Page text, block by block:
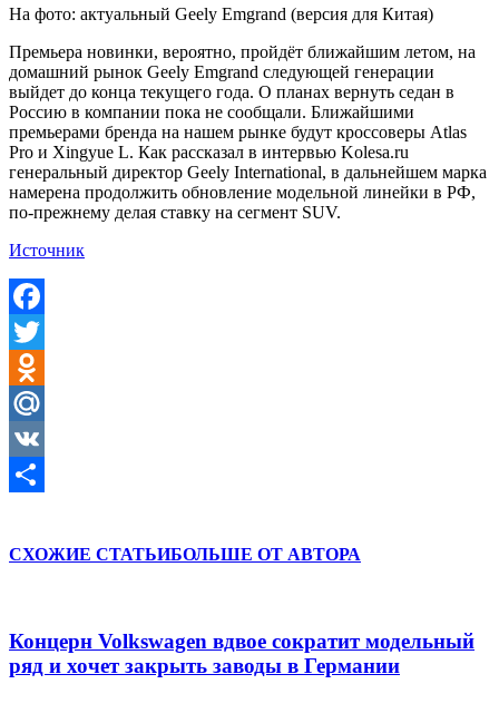
На фото: актуальный Geely Emgrand (версия для Китая)
Премьера новинки, вероятно, пройдёт ближайшим летом, на
домашний рынок Geely Emgrand следующей генерации
выйдет до конца текущего года. О планах вернуть седан в
Россию в компании пока не сообщали. Ближайшими
премьерами бренда на нашем рынке будут кроссоверы Atlas
Pro и Xingyue L. Как рассказал в интервью Kolesa.ru
генеральный директор Geely International, в дальнейшем марка
намерена продолжить обновление модельной линейки в РФ,
по-прежнему делая ставку на сегмент SUV.
Источник
Facebook
Twitter
Odnoklassniki
Mail.Ru
VK
СХОЖИЕ СТАТЬИБОЛЬШЕ ОТ АВТОРА
Концерн Volkswagen вдвое сократит модельный
ряд и хочет закрыть заводы в Германии